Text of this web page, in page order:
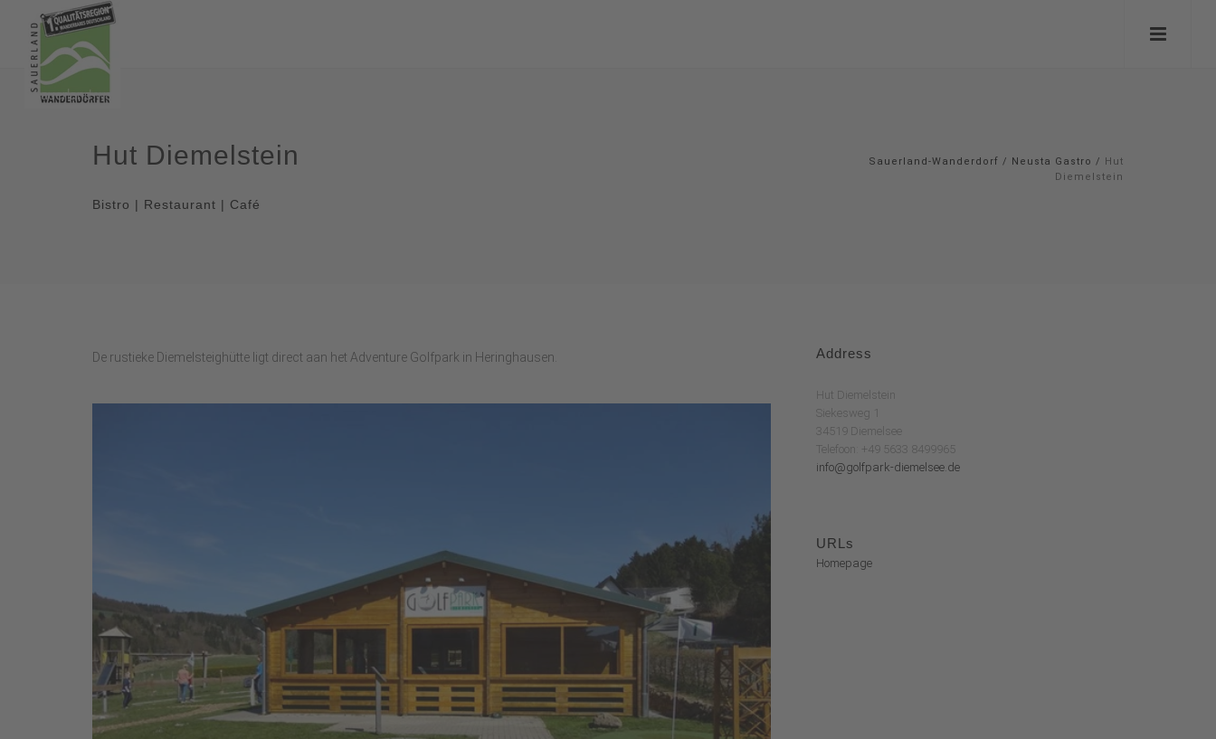
Hut Diemelstein
Bistro | Restaurant | Café
Sauerland-Wanderdorf / Neusta Gastro / Hut
Diemelstein
De rustieke Diemelsteighütte ligt direct aan het Adventure Golfpark in Heringhausen. Address
Hut Diemelstein
Siekesweg 1
34519 Diemelsee
Telefoon: +49 5633 8499965
info@golfpark-diemelsee.de
URLs
Homepage